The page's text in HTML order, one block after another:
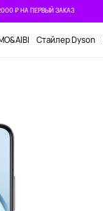
₽ НА ПЕРВЫЙ ЗАКАЗ
Стайлер Dyson